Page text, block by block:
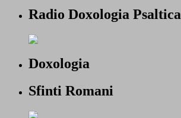
Radio Doxologia Psaltica
Doxologia
Sfinti Romani